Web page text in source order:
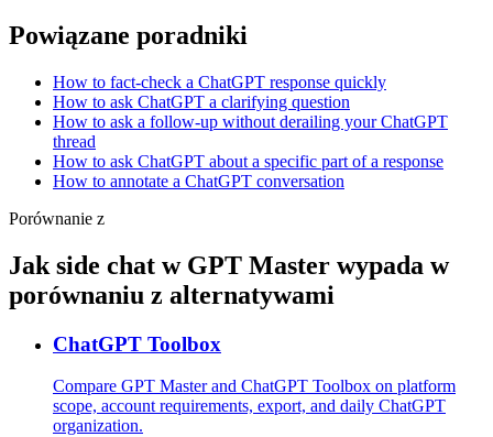
Powiązane poradniki
How to fact-check a ChatGPT response quickly
How to ask ChatGPT a clarifying question
How to ask a follow-up without derailing your ChatGPT
thread
How to ask ChatGPT about a specific part of a response
How to annotate a ChatGPT conversation
Porównanie z
Jak side chat w GPT Master wypada w
porównaniu z alternatywami
ChatGPT Toolbox
Compare GPT Master and ChatGPT Toolbox on platform
scope, account requirements, export, and daily ChatGPT
organization.